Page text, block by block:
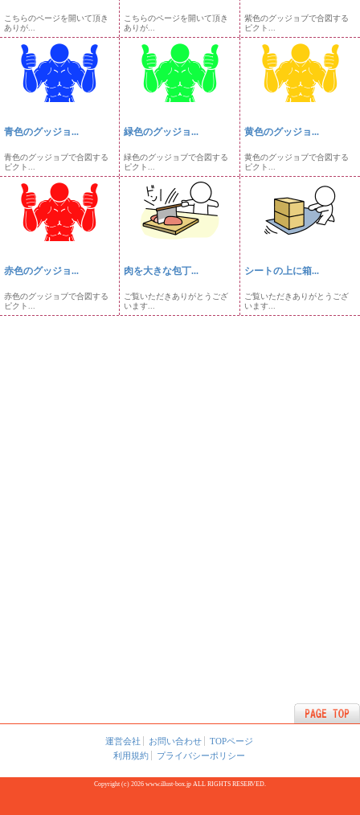
こちらのページを開いて頂き
ありが...
こちらのページを開いて頂き
ありが...
紫色のグッジョブで合図する
ピクト...
青色のグッジョ...
青色のグッジョブで合図する
ピクト...
緑色のグッジョ...
緑色のグッジョブで合図する
ピクト...
黄色のグッジョ...
黄色のグッジョブで合図する
ピクト...
赤色のグッジョ...
赤色のグッジョブで合図する
ピクト...
肉を大きな包丁...
ご覧いただきありがとうござ
います...
シートの上に箱...
ご覧いただきありがとうござ
います...
運営会社 お問い合わせ
TOPページ
利用規約
プライバシーポリシー
Copyright (c) 2026 www.illust-box.jp ALL RIGHTS RESERVED.